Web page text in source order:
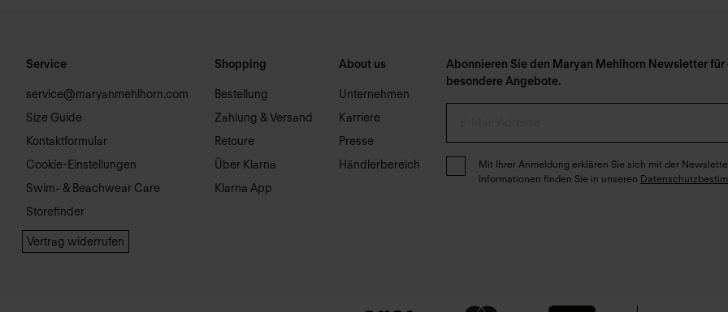
Service
service@maryanmehlhorn.com
Size Guide
Kontaktformular
Cookie-Einstellungen
Swim- & Beachwear Care
Storefinder
Vertrag widerrufen
Shopping
Bestellung
Zahlung & Versand
Retoure
Über Klarna
Klarna App
About us
Unternehmen
Karriere
Presse
Händlerbereich
Abonnieren Sie den Maryan Mehlhorn Newsletter
besondere Angebote.
Mit Ihrer Anmeldung erklären Sie sich mit der
Informationen finden Sie in unseren